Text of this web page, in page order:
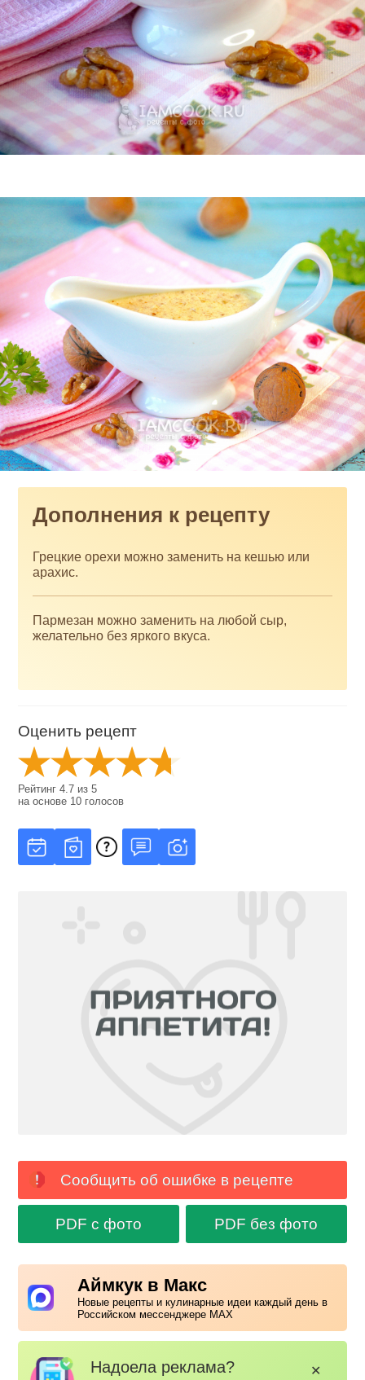
Дополнения к рецепту
Грецкие орехи можно заменить на кешью или
арахис.
Пармезан можно заменить на любой сыр,
желательно без яркого вкуса.
Оценить рецепт
Рейтинг4.7 из5
на основе 10 голосов
Сообщить об ошибке в рецепте
PDF с фото PDF без фото
Аймкук в Макс
Новые рецепты и кулинарные идеи каждый день в
Российском мессенджере MAX
Надоела реклама? ✕